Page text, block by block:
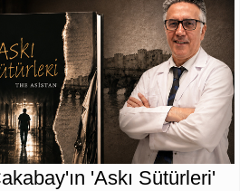
'Askı Sütürleri'